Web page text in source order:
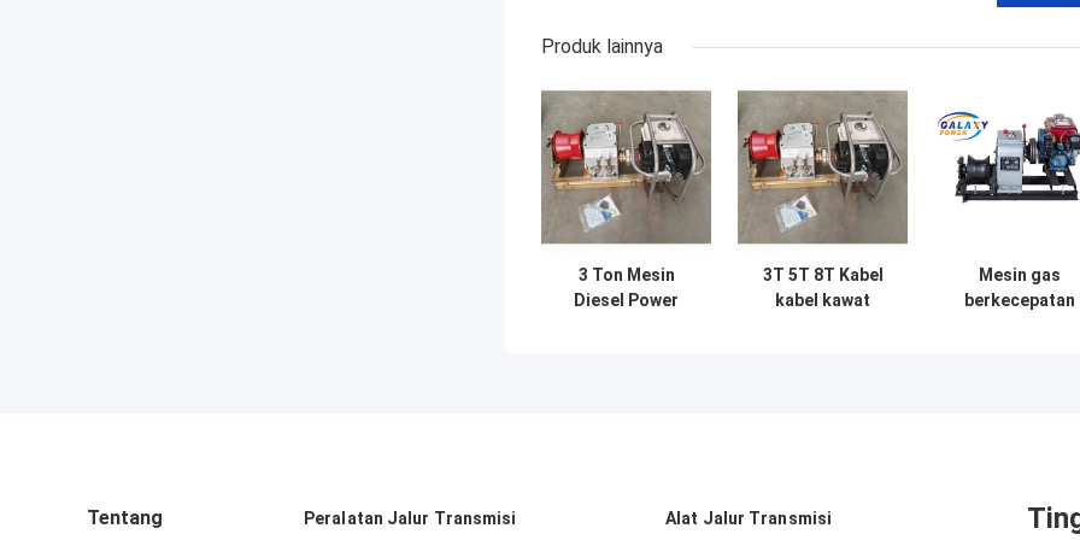
Produk lainnya
3 Ton Mesin
Diesel Power
3T 5T 8T Kabel
kabel kawat
Mesin gas
berkecepatan
Tentang Peralatan Jalur Transmisi Alat Jalur Transmisi